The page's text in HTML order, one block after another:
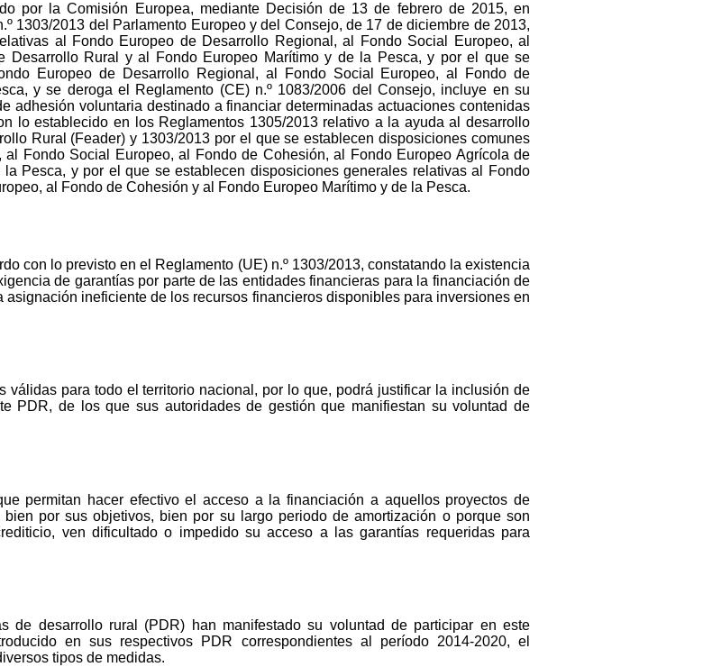
por la Comisión Europea, mediante Decisión de 13 de febrero de 2015, en
1303/2013 del Parlamento Europeo y del Consejo, de 17 de diciembre de 2013,
al Fondo Europeo de Desarrollo Regional, al Fondo Social Europeo, al
Desarrollo Rural y al Fondo Europeo Marítimo y de la Pesca, y por el que se
Europeo de Desarrollo Regional, al Fondo Social Europeo, al Fondo de
y se deroga el Reglamento (CE) n.º 1083/2006 del Consejo, incluye en su
adhesión voluntaria destinado a financiar determinadas actuaciones contenidas
lo establecido en los Reglamentos 1305/2013 relativo a la ayuda al desarrollo
Rural (Feader) y 1303/2013 por el que se establecen disposiciones comunes
Fondo Social Europeo, al Fondo de Cohesión, al Fondo Europeo Agrícola de
Pesca, y por el que se establecen disposiciones generales relativas al Fondo
al Fondo de Cohesión y al Fondo Europeo Marítimo y de la Pesca.
con lo previsto en el Reglamento (UE) n.º 1303/2013, constatando la existencia
de garantías por parte de las entidades financieras para la financiación de
ineficiente de los recursos financieros disponibles para inversiones en
válidas para todo el territorio nacional, por lo que, podrá justificar la inclusión de
PDR, de los que sus autoridades de gestión que manifiestan su voluntad de
permitan hacer efectivo el acceso a la financiación a aquellos proyectos de
por sus objetivos, bien por su largo periodo de amortización o porque son
ven dificultado o impedido su acceso a las garantías requeridas para
de desarrollo rural (PDR) han manifestado su voluntad de participar en este
en sus respectivos PDR correspondientes al período 2014-2020, el
tipos de medidas.